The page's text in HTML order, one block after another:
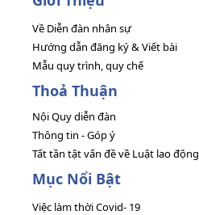
Về Diễn đàn nhân sự
Hướng dẫn đăng ký & Viết bài
Mẫu quy trình, quy chế
Thoả Thuận
Nội Quy diễn đàn
Thông tin - Góp ý
Tất tần tật vấn đề về Luật lao động
Mục Nổi Bật
Việc làm thời Covid- 19